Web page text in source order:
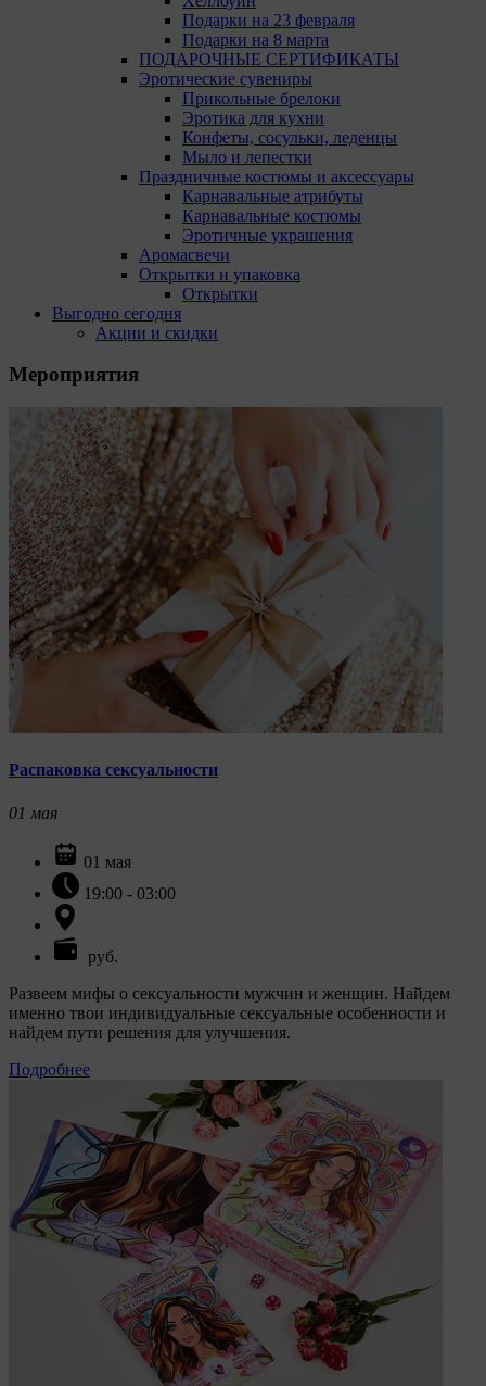
Подарки на 23 февраля
Подарки на 8 марта
ПОДАРОЧНЫЕ СЕРТИФИКАТЫ
Эротические сувениры
Прикольные брелоки
Эротика для кухни
Конфеты, сосульки, леденцы
Мыло и лепестки
Праздничные костюмы и аксессуары
Карнавальные атрибуты
Карнавальные костюмы
Эротичные украшения
Аромасвечи
Открытки и упаковка
Открытки
Выгодно сегодня
Акции и скидки
Мероприятия
Распаковка сексуальности
01 мая
01 мая
19:00 - 03:00
руб.
Развеем мифы о сексуальности мужчин и женщин. Найдем
именно твои индивидуальные сексуальные особенности и
найдем пути решения для улучшения.
Подробнее